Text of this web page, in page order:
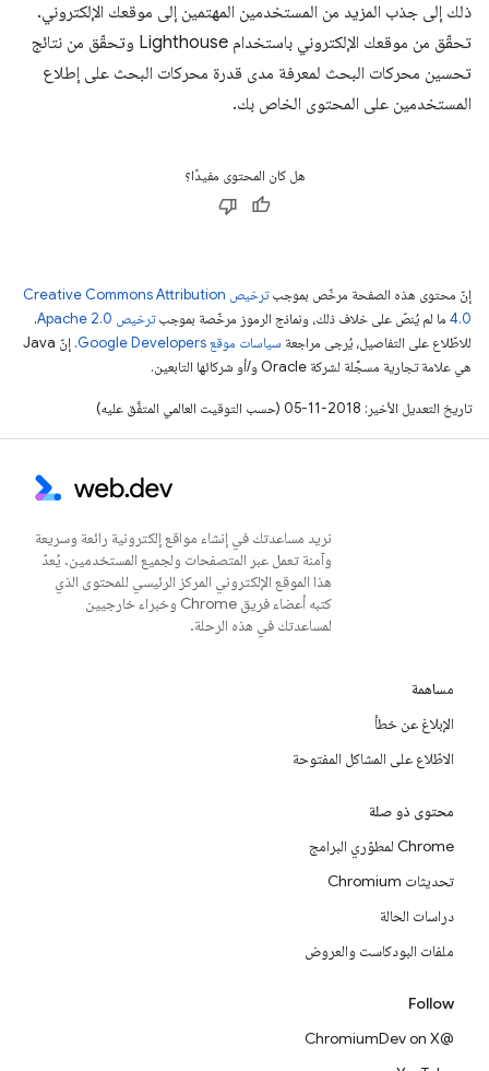
ذلك إلى جذب المزيد من المستخدمين المهتمين إلى موقعك الإلكتروني.
تحقّق من موقعك الإلكتروني باستخدام Lighthouse وتحقّق من نتائج
تحسين محركات البحث لمعرفة مدى قدرة محركات البحث على إطلاع
المستخدمين على المحتوى الخاص بك.
هل كان المحتوى مفيدًا؟
إنّ محتوى هذه الصفحة مرخّص بموجب
ترخيص Creative Commons Attribution
4.0‏ ما لم يُنصّ على خلاف ذلك، ونماذج الرموز مرخّصة بموجبترخيص Apache 2.0‏
.
للاطّلاع على التفاصيل، يُرجى مراجعة سياسات موقع Google Developers‏
. إنّ Java
هي علامة تجارية مسجَّلة لشركة Oracle و/أو شركائها التابعين.
تاريخ التعديل الأخير: 2018-11-05 (حسب التوقيت العالمي المتفَّق عليه)
نريد مساعدتك في إنشاء مواقع إلكترونية رائعة وسريعة
وآمنة تعمل عبر المتصفحات ولجميع المستخدمين. يُعدّ
هذا الموقع الإلكتروني المركز الرئيسي للمحتوى الذي
كتبه أعضاء فريق Chrome وخبراء خارجيين
لمساعدتك في هذه الرحلة.
مساهمة
الإبلاغ عن خطأ
الاطّلاع على المشاكل المفتوحة
محتوى ذو صلة
Chrome لمطوّري البرامج
تحديثات Chromium
دراسات الحالة
ملفات البودكاست والعروض
Follow
@ChromiumDev on X